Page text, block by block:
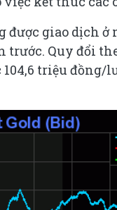
giao dịch ở
trước. Quy đổi
triệu